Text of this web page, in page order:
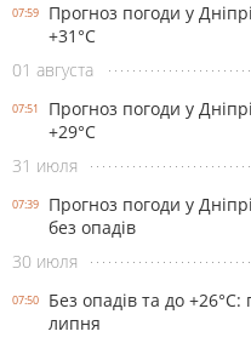
07:59
Прогноз погоди у
+31°С
01 августа
07:51
Прогноз погоди у
+29°С
31 июля
07:39
Прогноз погоди у
без опадів
30 июля
07:50
Без опадів та до
липня